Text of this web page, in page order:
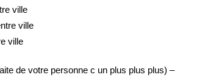
ville
ville
ville
de votre personne c un plus plus plus) –